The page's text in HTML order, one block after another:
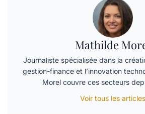
Mathilde
Journaliste spécialisée dans la
gestion-finance et l’innovation
Morel couvre ces secteurs
Voir tous les articles